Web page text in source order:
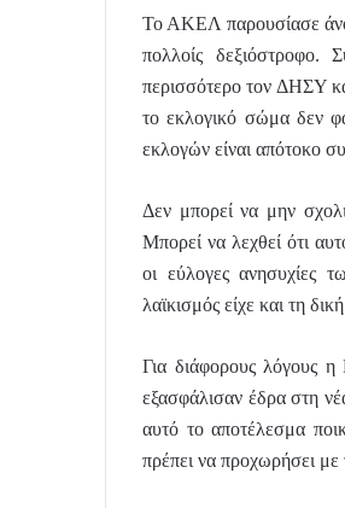
Το ΑΚΕΛ παρουσίασε
πολλοίς δεξιόστροφο.
περισσότερο τον ΔΗΣΥ
το εκλογικό σώμα δεν
εκλογών είναι απότοκο
Δεν μπορεί να μην
Μπορεί να λεχθεί ότι
οι εύλογες ανησυχίες
λαϊκισμός είχε και τη
Για διάφορους λόγους
εξασφάλισαν έδρα στη
αυτό το αποτέλεσμα
πρέπει να προχωρήσει με